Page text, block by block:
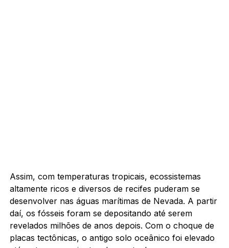
Assim, com temperaturas tropicais, ecossistemas
altamente ricos e diversos de recifes puderam se
desenvolver nas águas marítimas de Nevada. A partir
daí, os fósseis foram se depositando até serem
revelados milhões de anos depois. Com o choque de
placas tectônicas, o antigo solo oceânico foi elevado